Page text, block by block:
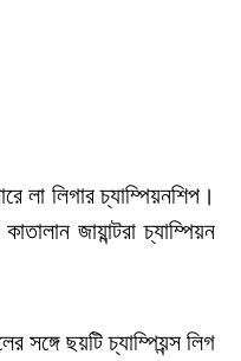
লা লিগার চ্যাম্পিয়নশিপ।
জায়ান্টরা চ্যাম্পিয়ন
সঙ্গে ছয়টি চ্যাম্পিয়ন্স লিগ